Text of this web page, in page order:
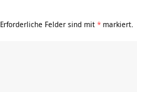
Erforderliche Felder sind mit * markiert.